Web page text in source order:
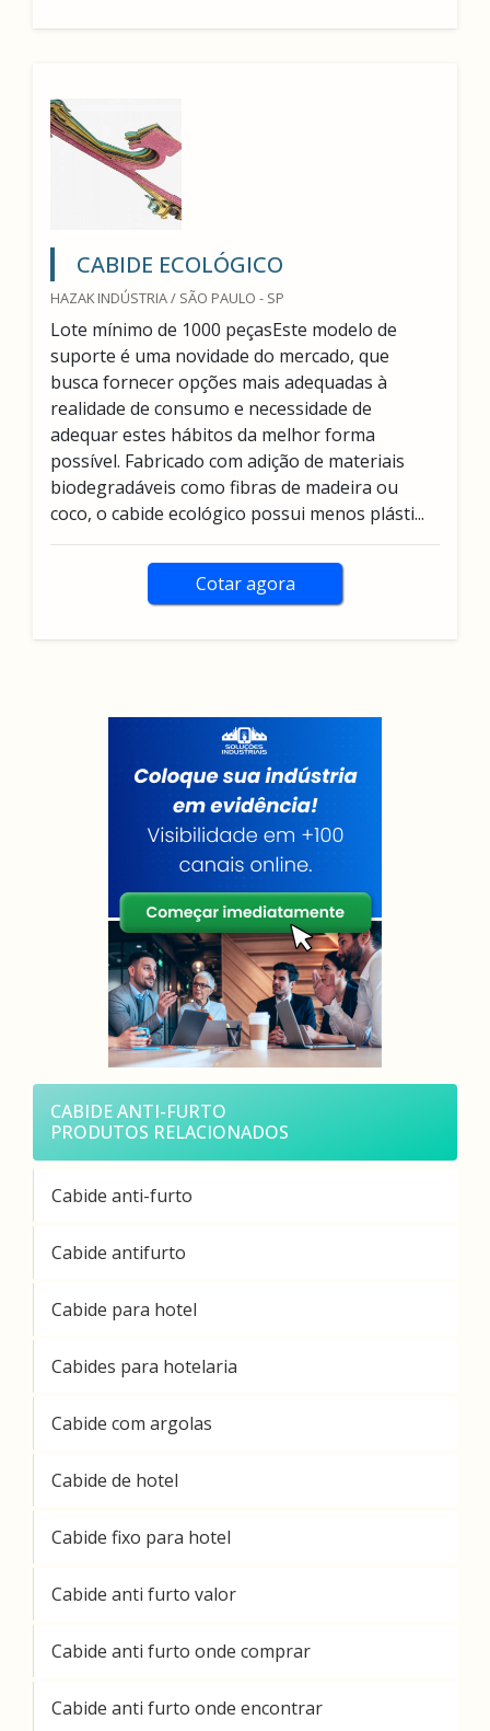
CABIDE ECOLÓGICO
HAZAK INDÚSTRIA / SÃO PAULO - SP
Lote mínimo de 1000 peçasEste modelo de
suporte é uma novidade do mercado, que
busca fornecer opções mais adequadas à
realidade de consumo e necessidade de
adequar estes hábitos da melhor forma
possível. Fabricado com adição de materiais
biodegradáveis como fibras de madeira ou
coco, o cabide ecológico possui menos plásti...
Cotar agora
CABIDE ANTI-FURTO
PRODUTOS RELACIONADOS
Cabide anti-furto
Cabide antifurto
Cabide para hotel
Cabides para hotelaria
Cabide com argolas
Cabide de hotel
Cabide fixo para hotel
Cabide anti furto valor
Cabide anti furto onde comprar
Cabide anti furto onde encontrar